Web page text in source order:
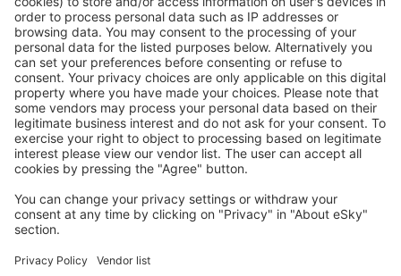
Ofertă adaptată aşteptărilor tale.
Planifică ȋn siguranţă
Rezervare fără griji cu opțiune gratuită de anulare.
Economiseşte mai mult
Prețuri atractive și oferte speciale pentru utilizatorii
conectați.
Cazarea preferată
apartamente și altele.